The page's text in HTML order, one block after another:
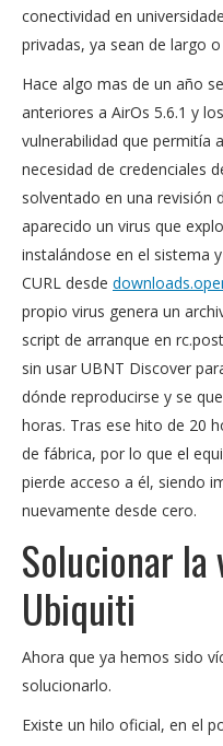
conectividad en
privadas, ya sean de largo
Hace algo mas de un año
anteriores a AirOs 5.6.1 y
vulnerabilidad que permitía
necesidad de credenciales
solventado en una revisión
aparecido un virus que
instalándose en el sistema
CURL desde
propio virus genera un
script de arranque en
sin usar UBNT Discover
dónde reproducirse y se
horas. Tras ese hito de 20
de fábrica, por lo que el
pierde acceso a él, siendo
nuevamente desde cero.
Solucionar
Ubiquiti
Ahora que ya hemos sido
solucionarlo.
Existe un hilo oficial, en el